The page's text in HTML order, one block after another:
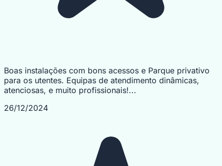
Boas instalações com bons acessos e Parque privativo
para os utentes. Equipas de atendimento dinâmicas,
atenciosas, e muito profissionais!...
26/12/2024